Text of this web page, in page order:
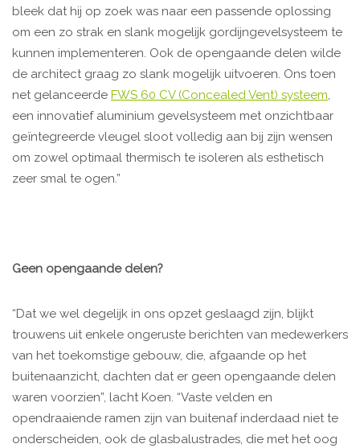
bleek dat hij op zoek was naar een passende oplossing
om een zo strak en slank mogelijk gordijngevelsysteem te
kunnen implementeren. Ook de opengaande delen wilde
de architect graag zo slank mogelijk uitvoeren. Ons toen
net gelanceerde FWS 60 CV (Concealed Vent) systeem,
een innovatief aluminium gevelsysteem met onzichtbaar
geïntegreerde vleugel sloot volledig aan bij zijn wensen
om zowel optimaal thermisch te isoleren als esthetisch
zeer smal te ogen.”
Geen opengaande delen?
“Dat we wel degelijk in ons opzet geslaagd zijn, blijkt
trouwens uit enkele ongeruste berichten van medewerkers
van het toekomstige gebouw, die, afgaande op het
buitenaanzicht, dachten dat er geen opengaande delen
waren voorzien”, lacht Koen. “Vaste velden en
opendraaiende ramen zijn van buitenaf inderdaad niet te
onderscheiden, ook de glasbalustrades, die met het oog